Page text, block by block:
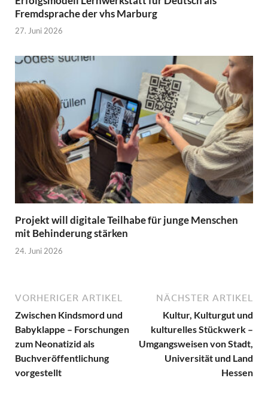
Fremdsprache der vhs Marburg
27. Juni 2026
Projekt will digitale Teilhabe für junge Menschen
mit Behinderung stärken
24. Juni 2026
VORHERIGER ARTIKEL
Zwischen Kindsmord und
Babyklappe – Forschungen
zum Neonatizid als
Buchveröffentlichung
vorgestellt
NÄCHSTER ARTIKEL
Kultur, Kulturgut und
kulturelles Stückwerk –
Umgangsweisen von Stadt,
Universität und Land
Hessen